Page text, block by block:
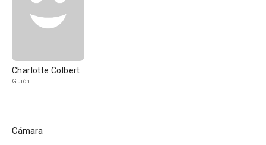
Charlotte Colbert
Guión
Cámara